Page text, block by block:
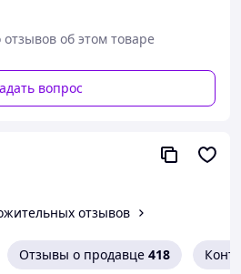
об этом товаре
вопрос
отзывов
Отзывы о продавце 418